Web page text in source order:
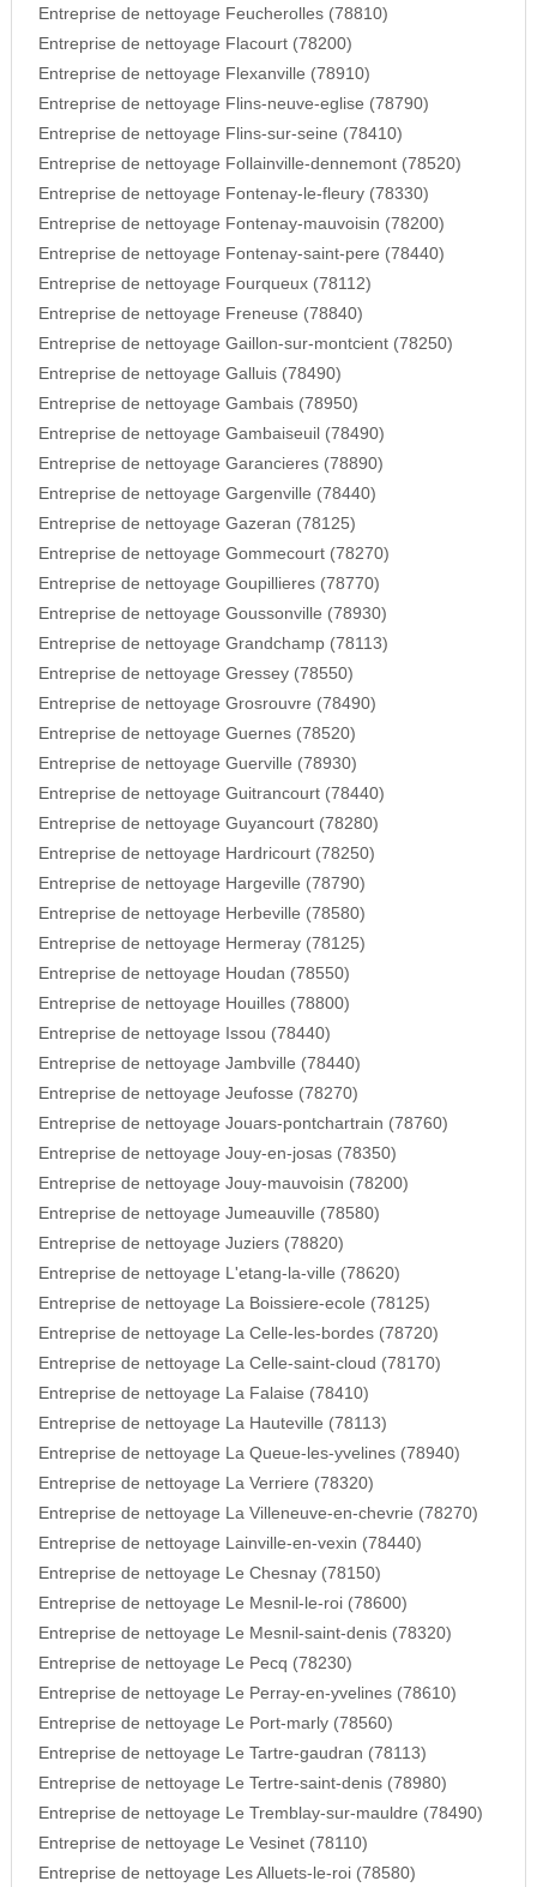
Entreprise de nettoyage Feucherolles (78810)
Entreprise de nettoyage Flacourt (78200)
Entreprise de nettoyage Flexanville (78910)
Entreprise de nettoyage Flins-neuve-eglise (78790)
Entreprise de nettoyage Flins-sur-seine (78410)
Entreprise de nettoyage Follainville-dennemont (78520)
Entreprise de nettoyage Fontenay-le-fleury (78330)
Entreprise de nettoyage Fontenay-mauvoisin (78200)
Entreprise de nettoyage Fontenay-saint-pere (78440)
Entreprise de nettoyage Fourqueux (78112)
Entreprise de nettoyage Freneuse (78840)
Entreprise de nettoyage Gaillon-sur-montcient (78250)
Entreprise de nettoyage Galluis (78490)
Entreprise de nettoyage Gambais (78950)
Entreprise de nettoyage Gambaiseuil (78490)
Entreprise de nettoyage Garancieres (78890)
Entreprise de nettoyage Gargenville (78440)
Entreprise de nettoyage Gazeran (78125)
Entreprise de nettoyage Gommecourt (78270)
Entreprise de nettoyage Goupillieres (78770)
Entreprise de nettoyage Goussonville (78930)
Entreprise de nettoyage Grandchamp (78113)
Entreprise de nettoyage Gressey (78550)
Entreprise de nettoyage Grosrouvre (78490)
Entreprise de nettoyage Guernes (78520)
Entreprise de nettoyage Guerville (78930)
Entreprise de nettoyage Guitrancourt (78440)
Entreprise de nettoyage Guyancourt (78280)
Entreprise de nettoyage Hardricourt (78250)
Entreprise de nettoyage Hargeville (78790)
Entreprise de nettoyage Herbeville (78580)
Entreprise de nettoyage Hermeray (78125)
Entreprise de nettoyage Houdan (78550)
Entreprise de nettoyage Houilles (78800)
Entreprise de nettoyage Issou (78440)
Entreprise de nettoyage Jambville (78440)
Entreprise de nettoyage Jeufosse (78270)
Entreprise de nettoyage Jouars-pontchartrain (78760)
Entreprise de nettoyage Jouy-en-josas (78350)
Entreprise de nettoyage Jouy-mauvoisin (78200)
Entreprise de nettoyage Jumeauville (78580)
Entreprise de nettoyage Juziers (78820)
Entreprise de nettoyage L'etang-la-ville (78620)
Entreprise de nettoyage La Boissiere-ecole (78125)
Entreprise de nettoyage La Celle-les-bordes (78720)
Entreprise de nettoyage La Celle-saint-cloud (78170)
Entreprise de nettoyage La Falaise (78410)
Entreprise de nettoyage La Hauteville (78113)
Entreprise de nettoyage La Queue-les-yvelines (78940)
Entreprise de nettoyage La Verriere (78320)
Entreprise de nettoyage La Villeneuve-en-chevrie (78270)
Entreprise de nettoyage Lainville-en-vexin (78440)
Entreprise de nettoyage Le Chesnay (78150)
Entreprise de nettoyage Le Mesnil-le-roi (78600)
Entreprise de nettoyage Le Mesnil-saint-denis (78320)
Entreprise de nettoyage Le Pecq (78230)
Entreprise de nettoyage Le Perray-en-yvelines (78610)
Entreprise de nettoyage Le Port-marly (78560)
Entreprise de nettoyage Le Tartre-gaudran (78113)
Entreprise de nettoyage Le Tertre-saint-denis (78980)
Entreprise de nettoyage Le Tremblay-sur-mauldre (78490)
Entreprise de nettoyage Le Vesinet (78110)
Entreprise de nettoyage Les Alluets-le-roi (78580)